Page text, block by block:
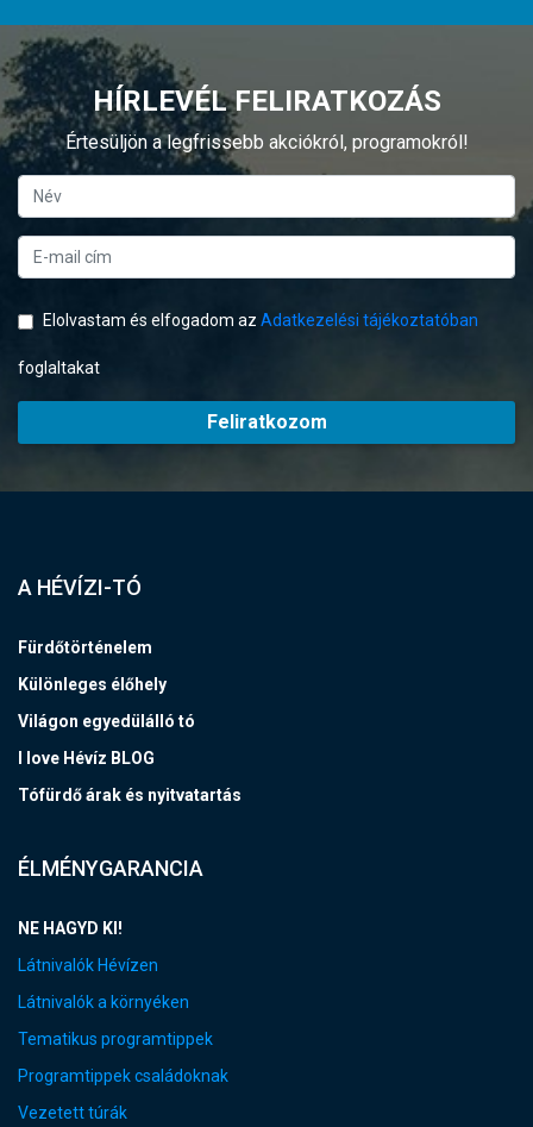
HÍRLEVÉL FELIRATKOZÁS
Értesüljön a legfrissebb akciókról, programokról!
Elolvastam és elfogadom az Adatkezelési tájékoztatóban
foglaltakat
Feliratkozom
A HÉVÍZI-TÓ
Fürdőtörténelem
Különleges élőhely
Világon egyedülálló tó
I love Hévíz BLOG
Tófürdő árak és nyitvatartás
ÉLMÉNYGARANCIA
NE HAGYD KI!
Látnivalók Hévízen
Látnivalók a környéken
Tematikus programtippek
Programtippek családoknak
Vezetett túrák